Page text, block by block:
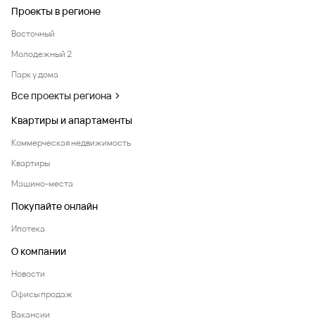
Проекты в регионе
Восточный
Молодежный 2
Парк у дома
Все проекты региона
Квартиры и апартаменты
Коммерческая недвижимость
Квартиры
Машино-места
Покупайте онлайн
Ипотека
О компании
Новости
Офисы продаж
Вакансии